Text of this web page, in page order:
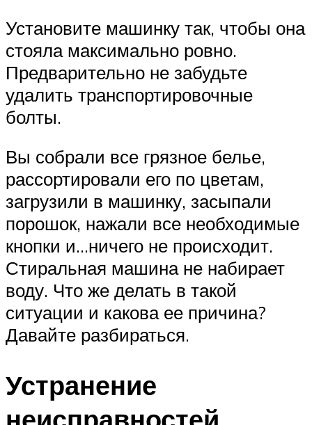
Установите машинку так, чтобы она
стояла максимально ровно.
Предварительно не забудьте
удалить транспортировочные
болты.
Вы собрали все грязное белье,
рассортировали его по цветам,
загрузили в машинку, засыпали
порошок, нажали все необходимые
кнопки и…ничего не происходит.
Стиральная машина не набирает
воду. Что же делать в такой
ситуации и какова ее причина?
Давайте разбираться.
Устранение